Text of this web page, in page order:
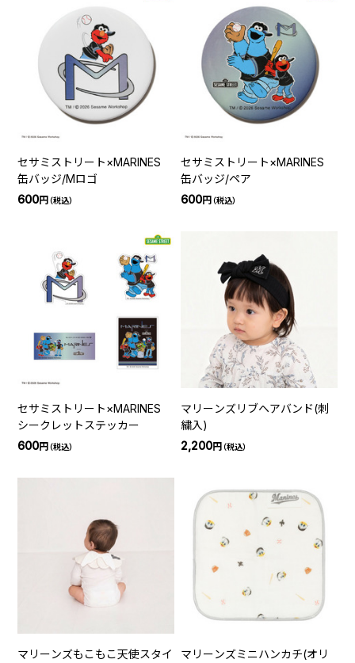
セサミストリート×MARINES
缶バッジ/Mロゴ
600円（税込）
セサミストリート×MARINES
缶バッジ/ペア
600円（税込）
セサミストリート×MARINES
シークレットステッカー
600円（税込）
マリーンズリブヘアバンド(刺
繍入)
2,200円（税込）
マリーンズもこもこ天使スタイ マリーンズミニハンカチ(オリ